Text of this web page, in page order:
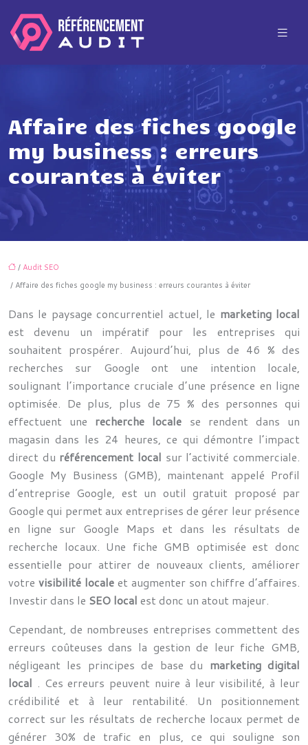
Affaire des fiches google
my business : erreurs
courantes à éviter
/ Audit SEO
/ Affaire des fiches google my business : erreurs courantes à éviter
Dans le paysage concurrentiel actuel, le marketing local
est devenu un impératif pour les entreprises qui
souhaitent prospérer. Aujourd’hui, plus de 46 % des
recherches sur Google ont une intention locale,
soulignant l’importance cruciale d’une présence en ligne
optimisée. De plus, plus de 75 % des personnes qui
effectuent une recherche locale se rendent dans un
magasin dans les 24 heures, ce qui démontre l’impact
direct du référencement local sur l’activité commerciale.
Google My Business (GMB), maintenant appelé Profil
d’entreprise Google, est un outil gratuit proposé par
Google qui permet aux entreprises de gérer leur présence
en ligne sur Google Maps et dans les résultats de
recherche locaux. Une fiche GMB optimisée est donc
essentielle pour attirer de nouveaux clients, améliorer
votre visibilité locale et augmenter son chiffre d’affaires.
Investir dans le SEO local est donc un atout majeur.
Cependant, de nombreuses entreprises commettent des
erreurs coûteuses dans la gestion de leur fiche GMB,
négligeant les principes de base du marketing digital
local . Ces erreurs peuvent nuire à leur visibilité, à leur
crédibilité et à leur rentabilité. Un positionnement
correct sur les résultats de recherche locaux permet de
générer 30% de trafic en plus, ce qui souligne son